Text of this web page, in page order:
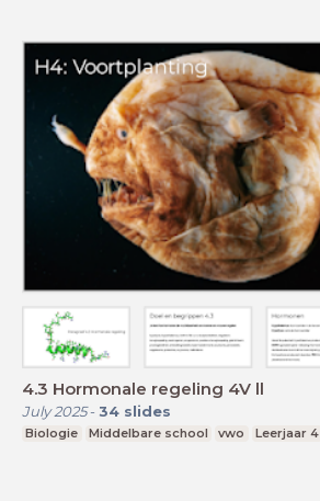
4.3 Hormonale regeling 4V ll
July 2025- 34 slides
Biologie Middelbare school vwo Leerjaar 4